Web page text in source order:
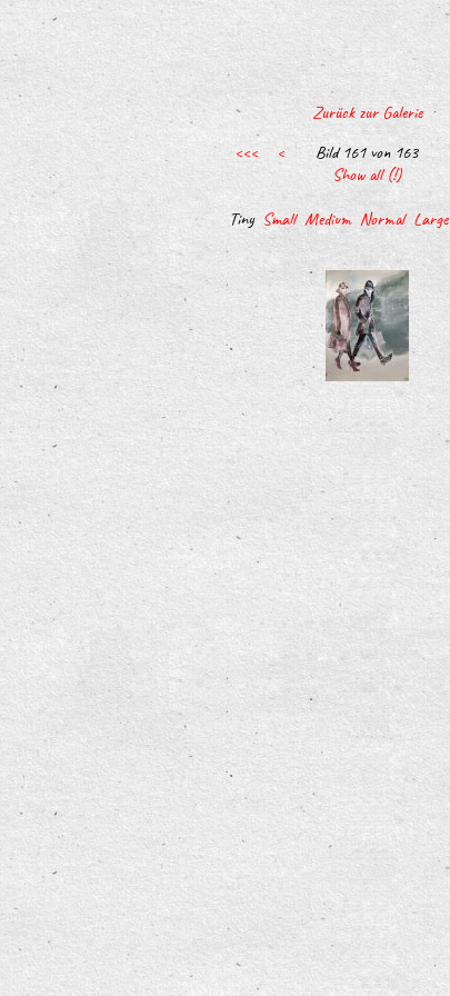
Zurück zur Galerie
<<<
<
Bild 161 von 163
Show all (!)
Tiny Small Medium Normal Large